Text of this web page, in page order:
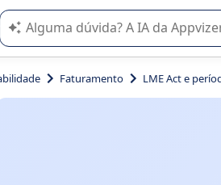
A IA do Appvizer o orienta no uso ou
Faturamento LME Act e